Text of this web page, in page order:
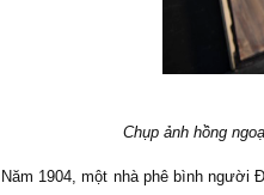
Chụp ảnh hồng
Năm 1904, một nhà phê bình người